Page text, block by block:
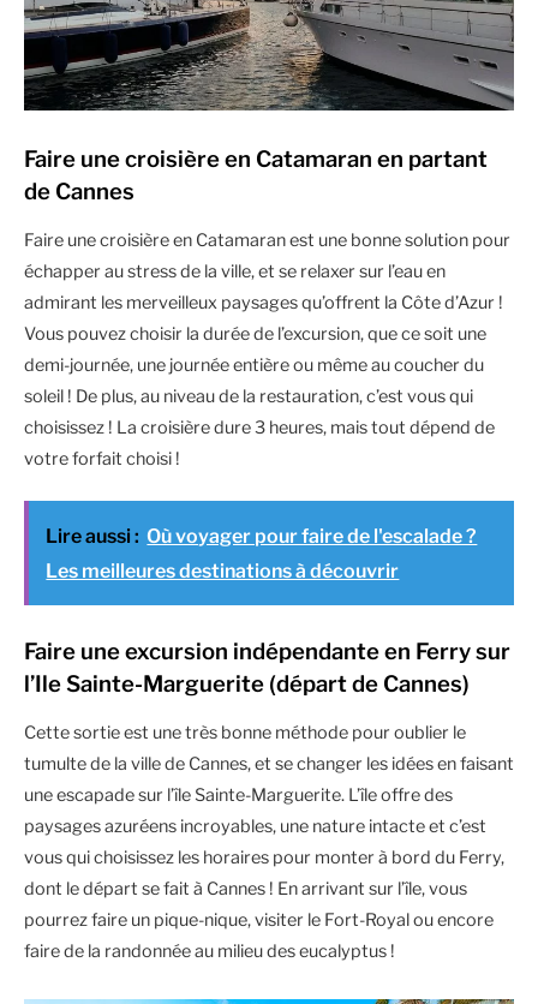
Faire une croisière en Catamaran en partant
de Cannes
Faire une croisière en Catamaran est une bonne solution pour
échapper au stress de la ville, et se relaxer sur l’eau en
admirant les merveilleux paysages qu’offrent la Côte d’Azur !
Vous pouvez choisir la durée de l’excursion, que ce soit une
demi-journée, une journée entière ou même au coucher du
soleil ! De plus, au niveau de la restauration, c’est vous qui
choisissez ! La croisière dure 3 heures, mais tout dépend de
votre forfait choisi !
Lire aussi : Où voyager pour faire de l'escalade ?
Les meilleures destinations à découvrir
Faire une excursion indépendante en Ferry sur
l’Ile Sainte-Marguerite (départ de Cannes)
Cette sortie est une très bonne méthode pour oublier le
tumulte de la ville de Cannes, et se changer les idées en faisant
une escapade sur l’île Sainte-Marguerite. L’île offre des
paysages azuréens incroyables, une nature intacte et c’est
vous qui choisissez les horaires pour monter à bord du Ferry,
dont le départ se fait à Cannes ! En arrivant sur l’île, vous
pourrez faire un pique-nique, visiter le Fort-Royal ou encore
faire de la randonnée au milieu des eucalyptus !